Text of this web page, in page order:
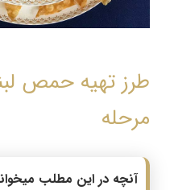
طرز تهیه حمص
مرحله
آنچه در این مطلب